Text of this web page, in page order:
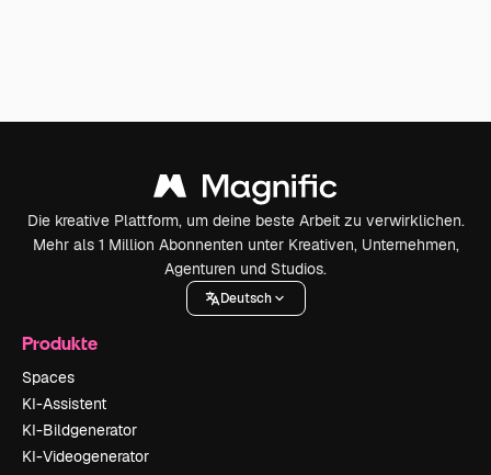
Die kreative Plattform, um deine beste Arbeit zu verwirklichen.
Mehr als 1 Million Abonnenten unter Kreativen, Unternehmen,
Agenturen und Studios.
Deutsch
Produkte
Spaces
KI-Assistent
KI-Bildgenerator
KI-Videogenerator